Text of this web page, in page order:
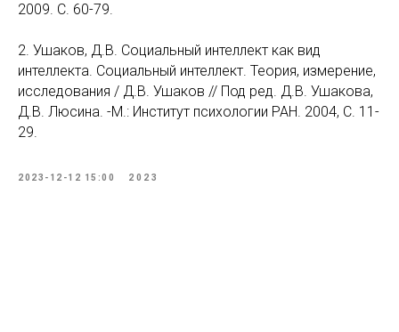
2009. С. 60-79.
2. Ушаков, Д.В. Социальный интеллект как вид
интеллекта. Социальный интеллект. Теория, измерение,
исследования / Д.В. Ушаков // Под ред. Д.В. Ушакова,
Д.В. Люсина. -М.: Институт психологии РАН. 2004, С. 11-
29.
2023-12-12 15:00 2023